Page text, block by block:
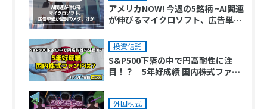
アメリカNOW! 今週の5銘柄 ~AI関連
が伸びるマイクロソフト、広告単価
投資信託
S&P500下落の中で円高耐性に注
目！？ 5年好成績 国内株式ファン
外国株式